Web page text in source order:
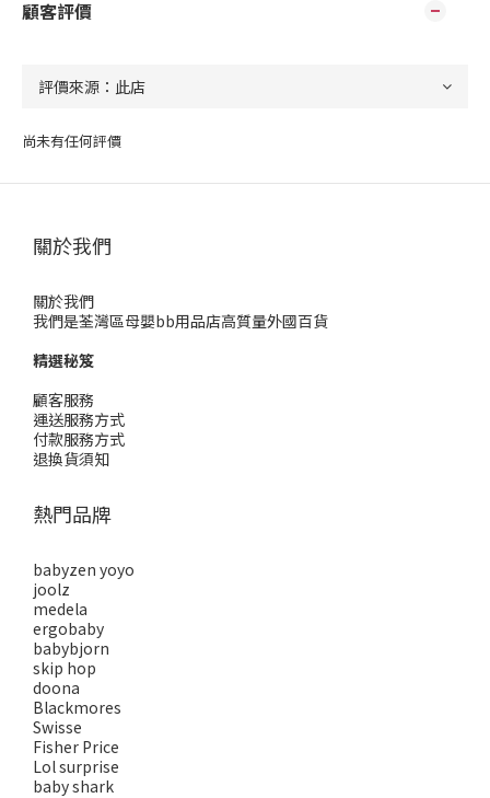
顧客評價
尚未有任何評價
關於我們
關於我們
我們是荃灣區母嬰bb用品店高質量外國百貨
精選秘笈
顧客服務
運送服務方式
付款服務方式
退換貨須知
熱門品牌
babyzen yoyo
joolz
medela
ergobaby
babybjorn
skip hop
doona
Blackmores
Swisse
Fisher Price
Lol surprise
baby shark